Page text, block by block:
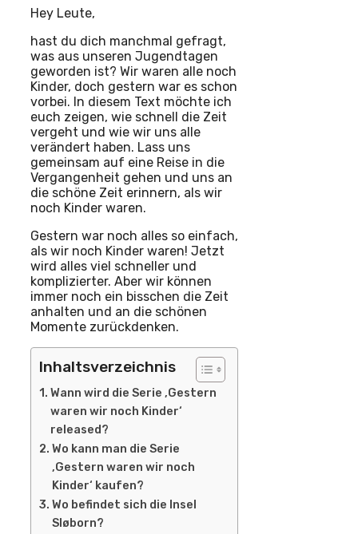
Hey Leute,
hast du dich manchmal gefragt,
was aus unseren Jugendtagen
geworden ist? Wir waren alle noch
Kinder, doch gestern war es schon
vorbei. In diesem Text möchte ich
euch zeigen, wie schnell die Zeit
vergeht und wie wir uns alle
verändert haben. Lass uns
gemeinsam auf eine Reise in die
Vergangenheit gehen und uns an
die schöne Zeit erinnern, als wir
noch Kinder waren.
Gestern war noch alles so einfach,
als wir noch Kinder waren! Jetzt
wird alles viel schneller und
komplizierter. Aber wir können
immer noch ein bisschen die Zeit
anhalten und an die schönen
Momente zurückdenken.
Inhaltsverzeichnis
Wann wird die Serie ‚Gestern
waren wir noch Kinder‘
released?
Wo kann man die Serie
‚Gestern waren wir noch
Kinder‘ kaufen?
Wo befindet sich die Insel
Sløborn?